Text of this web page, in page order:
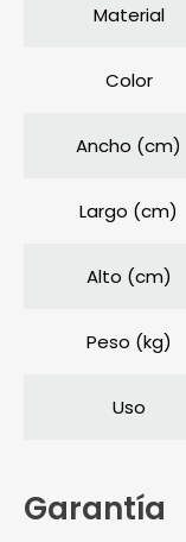
Material
Color
Ancho (cm)
Largo (cm)
Alto (cm)
Peso (kg)
Uso
Garantía